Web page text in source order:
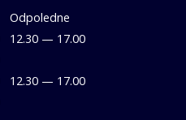
Odpoledne
12.30 — 17.00
12.30 — 17.00